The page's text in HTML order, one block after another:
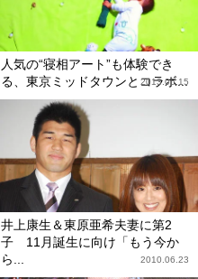
人気の“寝相アート”も体験でき
る、東京ミッドタウンとコラボ...
2013.05.15
井上康生＆東原亜希夫妻に第2
子 11月誕生に向け「もう今か
ら...
2010.06.23